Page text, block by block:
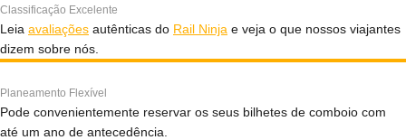
Classificação Excelente
Leia avaliações autênticas do Rail Ninja e veja o que nossos viajantes
dizem sobre nós.
Planeamento Flexível
Pode convenientemente reservar os seus bilhetes de comboio com
até um ano de antecedência.